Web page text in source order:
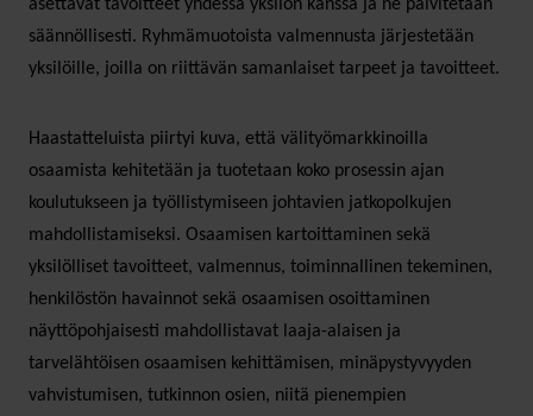
asettavat tavoitteet yhdessä yksilön kanssa ja ne päivitetään
säännöllisesti. Ryhmämuotoista valmennusta järjestetään
yksilöille, joilla on riittävän samanlaiset tarpeet ja tavoitteet.
Haastatteluista piirtyi kuva, että välityömarkkinoilla
osaamista kehitetään ja tuotetaan koko prosessin ajan
koulutukseen ja työllistymiseen johtavien jatkopolkujen
mahdollistamiseksi. Osaamisen kartoittaminen sekä
yksilölliset tavoitteet, valmennus, toiminnallinen tekeminen,
henkilöstön havainnot sekä osaamisen osoittaminen
näyttöpohjaisesti mahdollistavat laaja-alaisen ja
tarvelähtöisen osaamisen kehittämisen, minäpystyvyyden
vahvistumisen, tutkinnon osien, niitä pienempien